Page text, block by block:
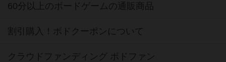
60分以上のボードゲームの通販商品
割引購入！ボドクーポンについて
クラウドファンディング ボドファン